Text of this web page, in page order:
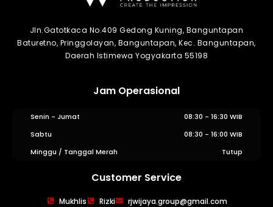
WIJAYA PRODUCTION
Jln.Gatotkaca No.409 Gedong Kuning, Banguntapan
Baturetno, Pringgolayan, Banguntapan, Kec. Banguntapan,
Daerah Istimewa Yogyakarta 55198
Jam Operasional
Senin - Jumat
08:30 - 16:30 WIB
Sabtu
08:30 - 16:00 WIB
Minggu / Tanggal Merah
Tutup
Customer Service
Mukhlis Rizki
rjwijaya.group@gmail.com